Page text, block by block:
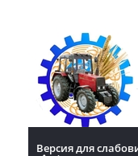
Версия для